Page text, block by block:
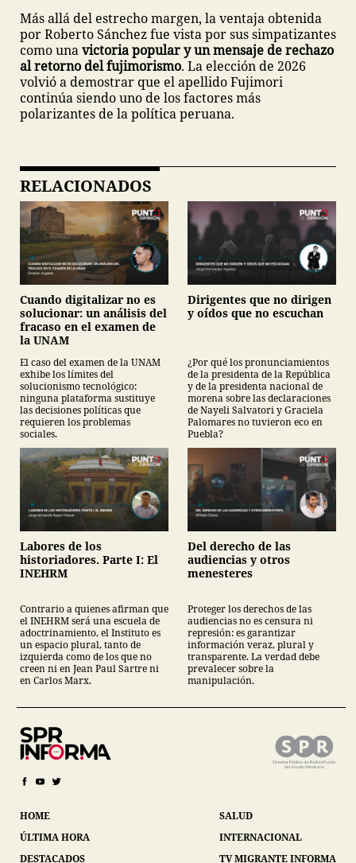
Más allá del estrecho margen, la ventaja obtenida
por Roberto Sánchez fue vista por sus simpatizantes
como unavictoria popular y un mensaje de rechazo
al retorno del fujimorismo. La elección de 2026
volvió a demostrar que el apellido Fujimori
continúa siendo uno de los factores más
polarizantes de la política peruana.
RELACIONADOS
Cuando digitalizar no es
solucionar: un análisis del
fracaso en el examen de
la UNAM
El caso del examen de la UNAM
exhibe los límites del
solucionismo tecnológico:
ninguna plataforma sustituye
las decisiones políticas que
requieren los problemas
sociales.
Dirigentes que no dirigen
y oídos que no escuchan
¿Por qué los pronunciamientos
de la presidenta de la República
y de la presidenta nacional de
morena sobre las declaraciones
de Nayeli Salvatori y Graciela
Palomares no tuvieron eco en
Puebla?
Labores de los
historiadores. Parte I: El
INEHRM
Contrario a quienes afirman que
el INEHRM será una escuela de
adoctrinamiento, el Instituto es
un espacio plural, tanto de
izquierda como de los que no
creen ni en Jean Paul Sartre ni
en Carlos Marx.
Del derecho de las
audiencias y otros
menesteres
Proteger los derechos de las
audiencias no es censura ni
represión: es garantizar
información veraz, plural y
transparente. La verdad debe
prevalecer sobre la
manipulación.
HOME
ÚLTIMA HORA
DESTACADOS
SALUD
INTERNACIONAL
TV MIGRANTE INFORMA